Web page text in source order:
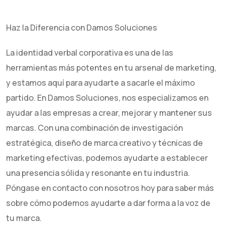
Haz la Diferencia con Damos Soluciones
La identidad verbal corporativa es una de las
herramientas más potentes en tu arsenal de marketing,
y estamos aquí para ayudarte a sacarle el máximo
partido. En Damos Soluciones, nos especializamos en
ayudar a las empresas a crear, mejorar y mantener sus
marcas. Con una combinación de investigación
estratégica, diseño de marca creativo y técnicas de
marketing efectivas, podemos ayudarte a establecer
una presencia sólida y resonante en tu industria.
Póngase en contacto con nosotros hoy para saber más
sobre cómo podemos ayudarte a dar forma a la voz de
tu marca.